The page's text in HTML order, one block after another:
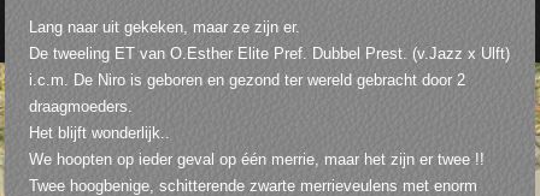
Lang naar uit gekeken, maar ze zijn er.
De tweeling ET van O.Esther Elite Pref. Dubbel Prest. (v.Jazz x Ulft)
i.c.m. De Niro is geboren en gezond ter wereld gebracht door 2
draagmoeders.
Het blijft wonderlijk..
We hoopten op ieder geval op één merrie, maar het zijn er twee !!
Twee hoogbenige, schitterende zwarte merrieveulens met enorm